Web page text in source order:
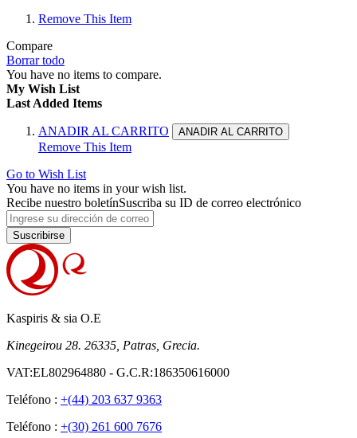
Remove This Item
Compare
Borrar todo
You have no items to compare.
My Wish List
Last Added Items
ANADIR AL CARRITO ANADIR AL CARRITO
Remove This Item
Go to Wish List
You have no items in your wish list.
Recibe nuestro boletínSuscriba su ID de correo electrónico
Suscribirse
Kaspiris & sia O.E
Kinegeirou 28. 26335, Patras, Grecia.
VAT:EL802964880 - G.C.R:186350616000
Teléfono : +(44) 203 637 9363
Teléfono : +(30) 261 600 7676